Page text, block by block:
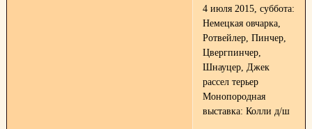
4 июля 2015, суббота:
Немецкая овчарка,
Ротвейлер, Пинчер,
Цвергпинчер,
Шнауцер, Джек
рассел терьер
Монопородная
выставка: Колли д/ш